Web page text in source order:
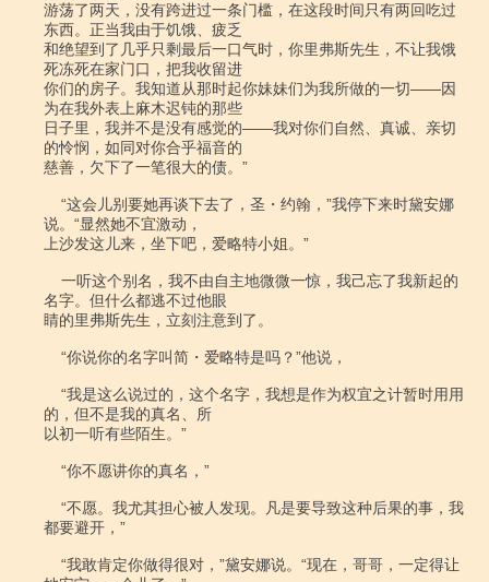
游荡了两天，没有跨进过一条门槛，在这段时间只有两回吃过
东西。正当我由于饥饿、疲乏
和绝望到了几乎只剩最后一口气时，你里弗斯先生，不让我饿
死冻死在家门口，把我收留进
你们的房子。我知道从那时起你妹妹们为我所做的一切――因
为在我外表上麻木迟钝的那些
日子里，我并不是没有感觉的――我对你们自然、真诚、亲切
的怜悯，如同对你合乎福音的
慈善，欠下了一笔很大的债。”
说。“显然她不宜激动，
上沙发这儿来，坐下吧，爱略特小姐。”
名字。但什么都逃不过他眼
睛的里弗斯先生，立刻注意到了。
的，但不是我的真名、所
以初一听有些陌生。”
都要避开，”